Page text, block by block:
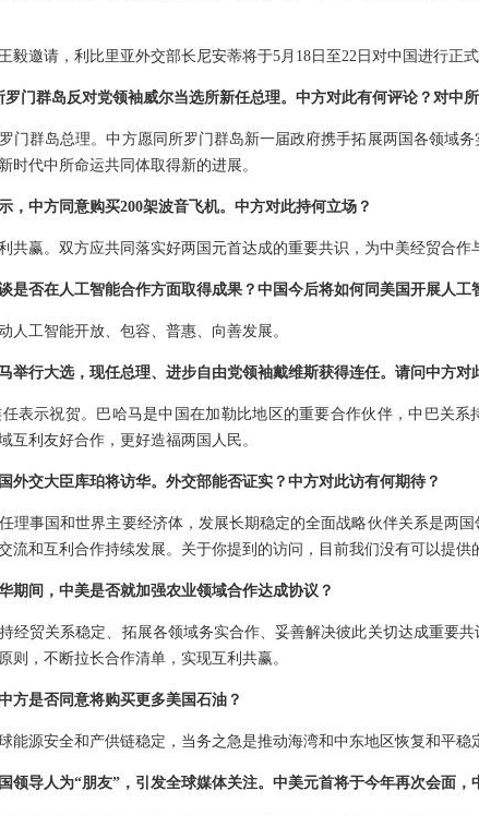
毅邀请，利比里亚外交部长尼安蒂将于5月18日至22日对中国进行正式
门群岛反对党领袖威尔当选所新任总理。中方对此有何评论？对中
门群岛总理。中方愿同所罗门群岛新一届政府携手拓展两国各领域
时代中所命运共同体取得新的进展。
，中方同意购买200架波音飞机。中方对此持何立场？
共赢。双方应共同落实好两国元首达成的重要共识，为中美经贸合作
是否在人工智能合作方面取得成果？中国今后将如何同美国开展人工
人工智能开放、包容、普惠、向善发展。
举行大选，现任总理、进步自由党领袖戴维斯获得连任。请问中方对
表示祝贺。巴哈马是中国在加勒比地区的重要合作伙伴，中巴关系
互利友好合作，更好造福两国人民。
外交大臣库珀将访华。外交部能否证实？中方对此访有何期待？
理事国和世界主要经济体，发展长期稳定的全面战略伙伴关系是两
流和互利合作持续发展。关于你提到的访问，目前我们没有可以提供
期间，中美是否就加强农业领域合作达成协议？
经贸关系稳定、拓展各领域务实合作、妥善解决彼此关切达成重要
则，不断拉长合作清单，实现互利共赢。
方是否同意将购买更多美国石油？
能源安全和产供链稳定，当务之急是推动海湾和中东地区恢复和平稳
领导人为“朋友”，引发全球媒体关注。中美元首将于今年再次会面，